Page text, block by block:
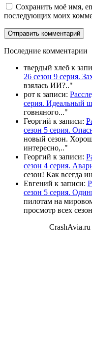
Сохранить моё имя,
последующих моих
Последние комментарии
твердый хлеб к
26 сезон 9 серия.
взялась ИИ?.."
рот к записи:
серия. Идеальный
говняного..."
Георгий к записи:
сезон 5 серия.
новый сезон.
интересно,.."
Георгий к записи:
сезон 4 серия.
сезон! Как всегда
Евгений к записи:
сезон 5 серия.
пилотам на
просмотр всех